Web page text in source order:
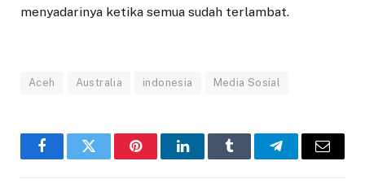
menyadarinya ketika semua sudah terlambat.
Aceh Australia indonesia Media Sosial
FacebookTwitter PinterestLinkedInTumblr TelegramEmail